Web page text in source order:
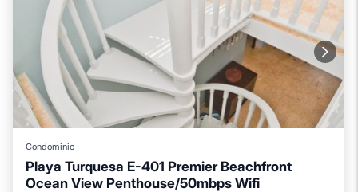
Condominio
Playa Turquesa E-401 Premier Beachfront
Ocean View Penthouse/50mbps Wifi